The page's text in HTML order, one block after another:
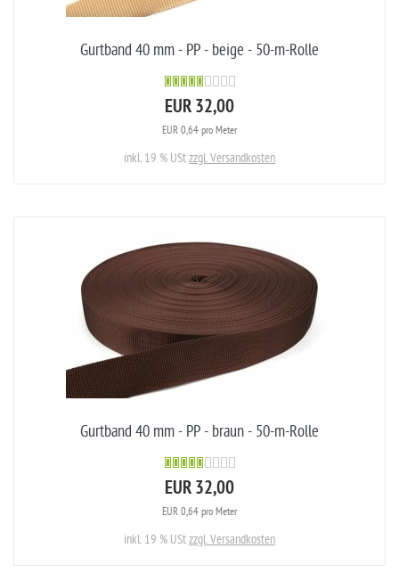
Gurtband 40 mm - PP - beige - 50-m-Rolle
EUR 32,00
EUR 0,64 pro Meter
inkl. 19 % UStzzgl. Versandkosten
Gurtband 40 mm - PP - braun - 50-m-Rolle
EUR 32,00
EUR 0,64 pro Meter
inkl. 19 % UStzzgl. Versandkosten